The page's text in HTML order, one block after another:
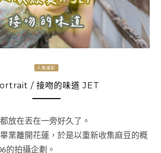
人像攝影
/ 接吻的味道 JET
放在丟在一旁好久了。
業離開花蓮，於是以重新收集麻豆的概
的拍攝企劃。